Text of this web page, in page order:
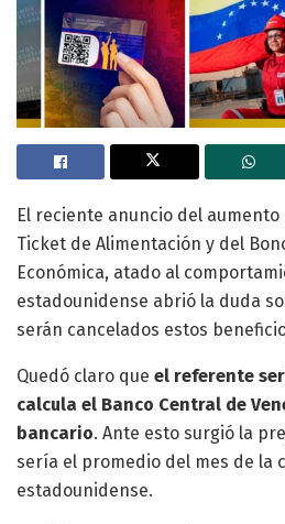
El reciente anuncio del
Ticket de Alimentación y del
Económica, atado al
estadounidense abrió la duda
serán cancelados estos
Quedó claro que el referente
calcula el Banco Central de
bancario. Ante esto surgió la
sería el promedio del mes de la
estadounidense.